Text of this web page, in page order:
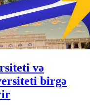
və
birgə